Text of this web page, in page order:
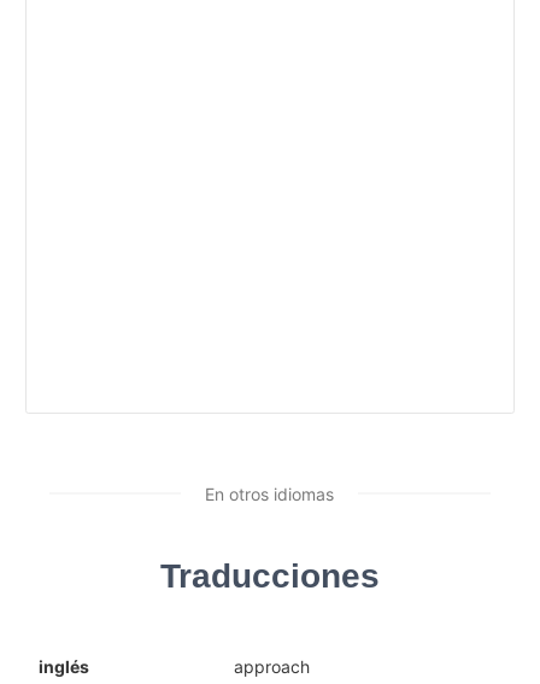
En otros idiomas
Traducciones
inglés approach